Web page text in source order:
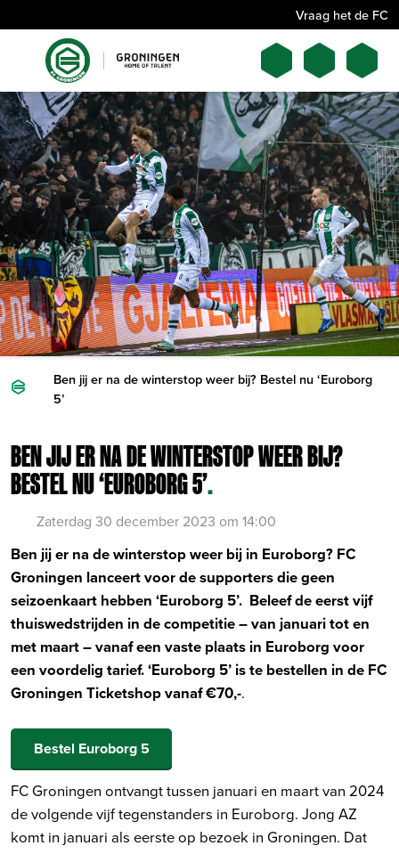
Vraag het de FC
Ben jij er na de winterstop weer bij? Bestel nu ‘Euroborg
5’
BEN JIJ ER NA DE WINTERSTOP WEER BIJ?
BESTEL NU ‘EUROBORG 5’.
Zaterdag 30 december 2023 om 14:00
Ben jij er na de winterstop weer bij in Euroborg? FC
Groningen lanceert voor de supporters die geen
seizoenkaart hebben ‘Euroborg 5’. Beleef de eerst vijf
thuiswedstrijden in de competitie – van januari tot en
met maart – vanaf een vaste plaats in Euroborg voor
een voordelig tarief. ‘Euroborg 5’ is te bestellen in de FC
Groningen Ticketshop vanaf €70,-.
Bestel Euroborg 5
FC Groningen ontvangt tussen januari en maart van 2024
de volgende vijf tegenstanders in Euroborg. Jong AZ
komt in januari als eerste op bezoek in Groningen. Dat